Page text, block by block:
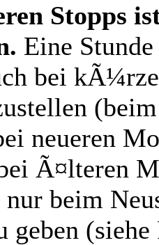
Stopps
Eine
bei
neueren
Ã¤lteren
beim
geben